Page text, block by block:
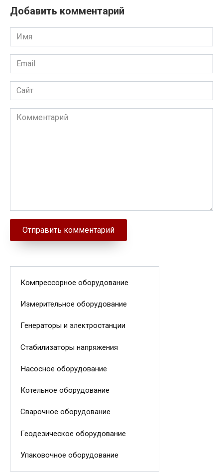
Добавить комментарий
Имя
Email
Сайт
Комментарий
Компрессорное оборудование
Измерительное оборудование
Генераторы и электростанции
Стабилизаторы напряжения
Насосное оборудование
Котельное оборудование
Сварочное оборудование
Геодезическое оборудование
Упаковочное оборудование